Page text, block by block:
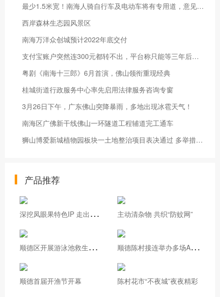
最少1.5米宽！南海人骑自行车及电动车将有专用道，意见征求中→
西岸森林生态园风景区
南海万洋众创城预计2022年底交付
支付宝账户突然连300元都转不出，平台称只能等三年后解限？
粤剧《南海十三郎》6月首演，佛山领衔重现经典
桂城街道行政服务中心率先启用法律服务咨询专窗
3月26日下午，广东佛山突降暴雨，多地出现冰雹天气！
南海区广佛新干线佛山一环隧道工程辅道完工通车
狮山博爱新城植物园板块一土地整治项目表决通过 多举措扩容提质“城市绿心”
产品推荐
深
挖凤眼果特色IP 走出基层治理新路 主动清杂物 共织“防蚊网”
顺
德区开展游泳池救生员实操培训 顺
德陈村接连举办多场AI专题培训
顺德首届开渔节开幕 陈村花市“不夜城”夜夜精彩